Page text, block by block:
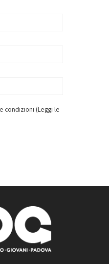
condizioni (Leggi le